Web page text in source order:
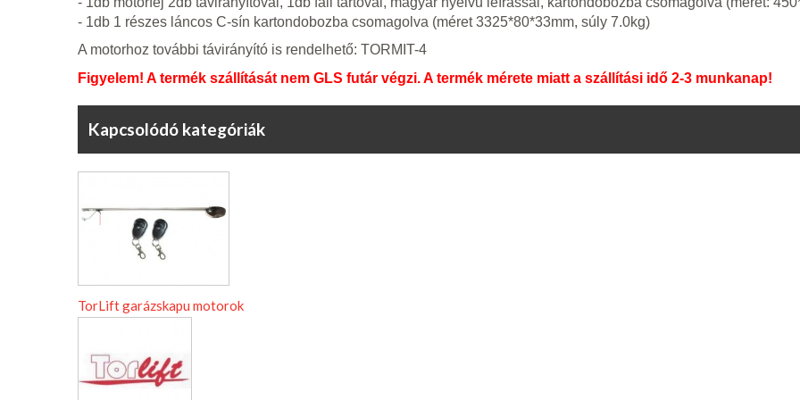
- 1db 1 részes láncos C-sín kartondobozba csomagolva (méret 3325*80*33mm, súly 7.0kg)
A motorhoz további távirányító is rendelhető: TORMIT-4
Figyelem! A termék szállítását nem GLS futár végzi. A termék mérete miatt a szállítási idő 2-3 munkanap!
Kapcsolódó kategóriák
TorLift garázskapu motorok